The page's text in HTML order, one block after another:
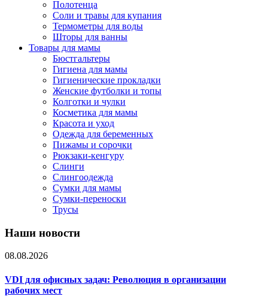
Полотенца
Соли и травы для купания
Термометры для воды
Шторы для ванны
Товары для мамы
Бюстгальтеры
Гигиена для мамы
Гигиенические прокладки
Женские футболки и топы
Колготки и чулки
Косметика для мамы
Красота и уход
Одежда для беременных
Пижамы и сорочки
Рюкзаки-кенгуру
Слинги
Слингоодежда
Сумки для мамы
Сумки-переноски
Трусы
Наши новости
08.08.2026
VDI для офисных задач: Революция в организации
рабочих мест